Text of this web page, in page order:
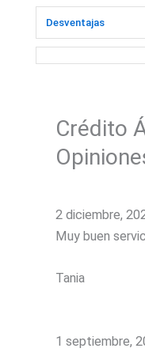
Desventajas
Crédito
2 diciembre,
Muy buen
Tania
1 septiembre,